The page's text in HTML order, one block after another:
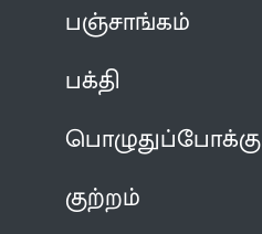
பஞ்சாங்கம்
பக்தி
பொழுதுப்போக்கு
குற்றம்